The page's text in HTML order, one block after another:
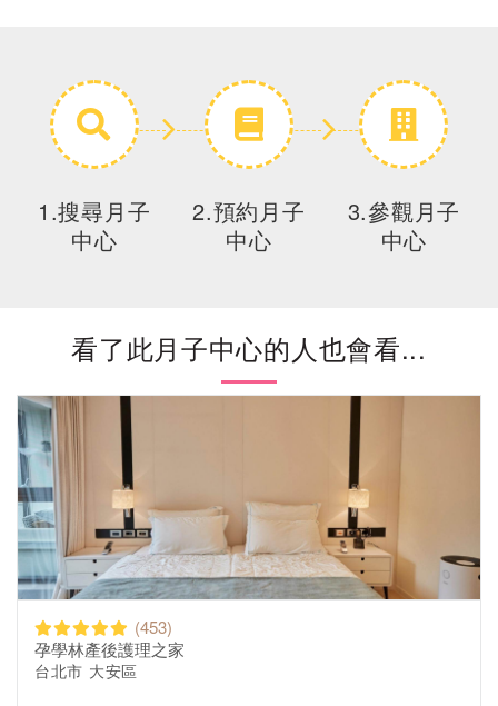
1.搜尋月子
中心
2.預約月子
中心
3.參觀月子
中心
看了此月子中心的人也會看...
(453)
孕學林產後護理之家
台北市 大安區